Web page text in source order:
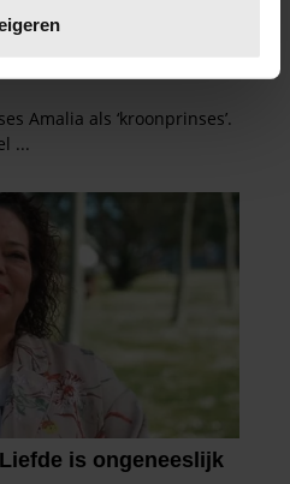
in het
en advertenties te
analyseren. Ook delen we
onze site met onze
adverteren en analyse. Deze
combineren met andere
verstrekt of die ze hebben
gebruik van hun services. U
als u onze website blijft